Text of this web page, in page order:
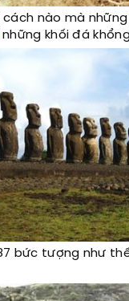
cách nào mà
những khối đá
bức tượng như